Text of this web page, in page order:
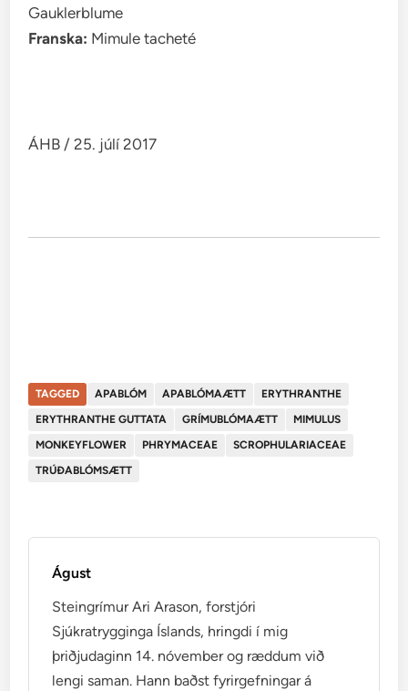
Gauklerblume
Franska: Mimule tacheté
ÁHB / 25. júlí 2017
TAGGED APABLÓM APABLÓMAÆTT
ERYTHRANTHE
ERYTHRANTHE GUTTATA
GRÍMUBLÓMAÆTT
MIMULUS
MONKEYFLOWER
PHRYMACEAE
SCROPHULARIACEAE
TRÚÐABLÓMSÆTT
Águst
Steingrímur Ari Arason, forstjóri
Sjúkratrygginga Íslands, hringdi í mig
þriðjudaginn 14. nóvember og ræddum við
lengi saman. Hann baðst fyrirgefningar á